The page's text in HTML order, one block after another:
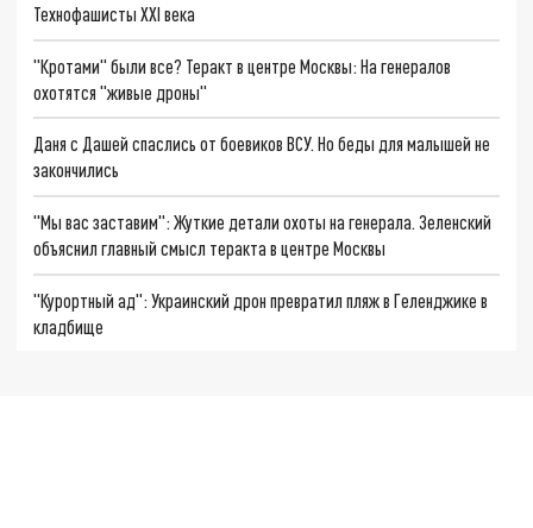
Технофашисты XXI века
"Кротами" были все? Теракт в центре Москвы: На генералов
охотятся "живые дроны"
Даня с Дашей спаслись от боевиков ВСУ. Но беды для малышей не
закончились
"Мы вас заставим": Жуткие детали охоты на генерала. Зеленский
объяснил главный смысл теракта в центре Москвы
"Курортный ад": Украинский дрон превратил пляж в Геленджике в
кладбище